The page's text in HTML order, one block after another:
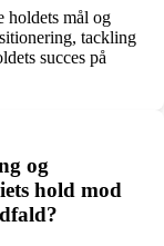
holdets mål og
tackling
succes på
og
hold mod